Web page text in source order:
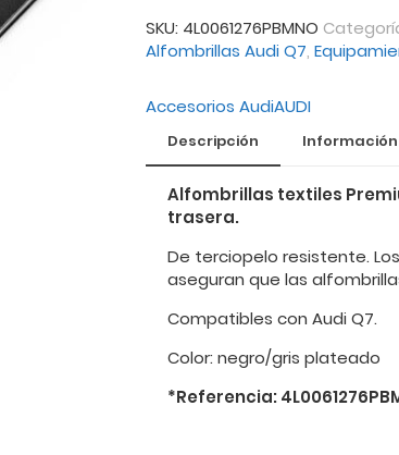
SKU: 4L0061276PBMNO
Alfombrillas Audi Q7,
Accesorios AudiAUDI
Descripción
Alfombrillas textiles
trasera.
De terciopelo resistente.
aseguran que las
Compatibles con Audi Q7.
Color: negro/gris plateado
*Referencia: